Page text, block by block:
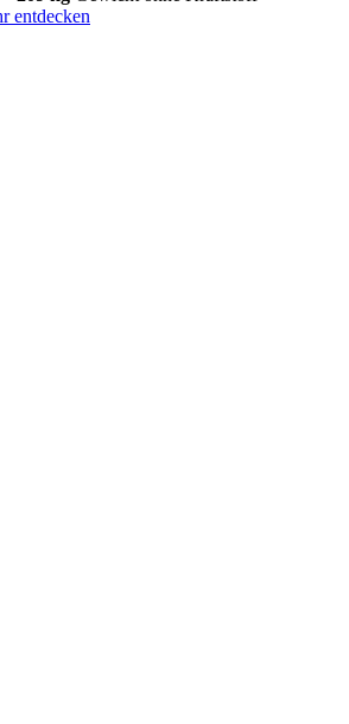
entdecken